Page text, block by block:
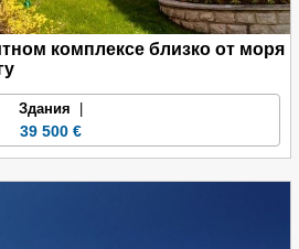
доступ
общих частей: 12 Е/м2
бровирование- 2000 Е
договора
схемы рассроченной
комплексе близко от моря
Здания
39 500 €